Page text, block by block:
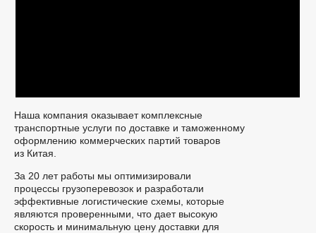
Наша компания оказывает комплексные
транспортные услуги по доставке и таможенному
оформлению коммерческих партий товаров
из Китая.
За 20 лет работы мы оптимизировали
процессы грузоперевозок и разработали
эффективные логистические схемы, которые
являются проверенными, что дает высокую
скорость и минимальную цену доставки для